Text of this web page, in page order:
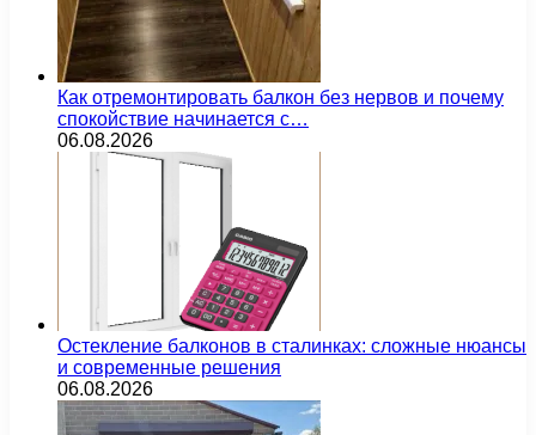
Как отремонтировать балкон без нервов и почему
спокойствие начинается с…
06.08.2026
Остекление балконов в сталинках: сложные нюансы
и современные решения
06.08.2026